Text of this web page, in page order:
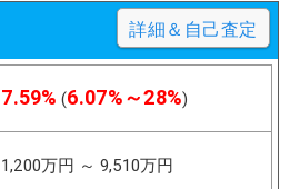
詳細＆自己査定
7.59% (6.07%～28%)
1,200万円 ～ 9,510万円